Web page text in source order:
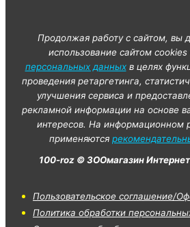
Продолжая работу с сайтом, вы
использование сайтом cookies
персональных данныхв целях
проведения ретаргетинга,
улучшения сервиса и
рекламной информации на основе
интересов. На информационном
применяются
100-roz © ЗООмагазин
Пользовательское соглашение/
Политика обработки